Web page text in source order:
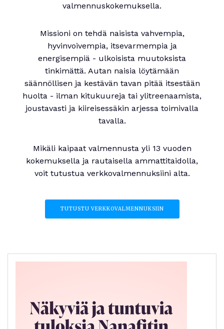
valmennuskokemuksella.
Missioni on tehdä naisista vahvempia,
hyvinvoivempia, itsevarmempia ja
energisempiä - ulkoisista muutoksista
tinkimättä. Autan naisia löytämään
säännöllisen ja kestävän tavan pitää itsestään
huolta - ilman kitukuureja tai ylitreenaamista,
joustavasti ja kiireisessäkin arjessa toimivalla
tavalla.
Mikäli kaipaat valmennusta yli 13 vuoden
kokemuksella ja rautaisella ammattitaidolla,
voit tutustua verkkovalmennuksiini alta.
TUTUSTU VERKKOVALMENNUKSIIN